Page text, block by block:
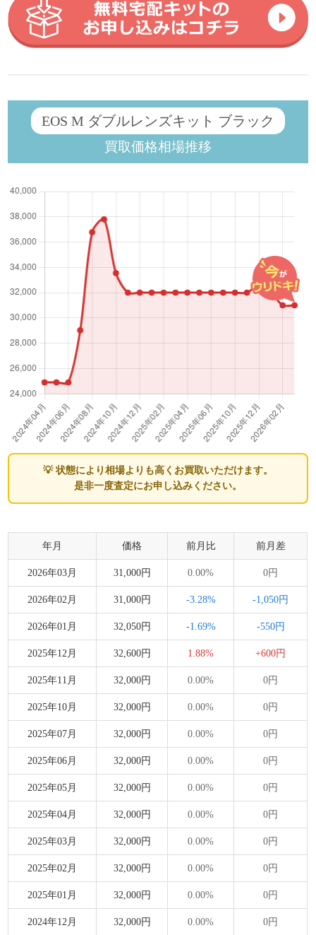
EOS M ダブルレンズキット ブラック
買取価格相場推移
💡 状態により相場よりも高くお買取いただけます。
是非一度査定にお申し込みください。
年月 価格 前月比 前月差
2026年03月 31,000円 0.00% 0円
2026年02月 31,000円 -3.28% -1,050円
2026年01月 32,050円 -1.69% -550円
2025年12月 32,600円 1.88% +600円
2025年11月 32,000円 0.00% 0円
2025年10月 32,000円 0.00% 0円
2025年07月 32,000円 0.00% 0円
2025年06月 32,000円 0.00% 0円
2025年05月 32,000円 0.00% 0円
2025年04月 32,000円 0.00% 0円
2025年03月 32,000円 0.00% 0円
2025年02月 32,000円 0.00% 0円
2025年01月 32,000円 0.00% 0円
2024年12月 32,000円 0.00% 0円